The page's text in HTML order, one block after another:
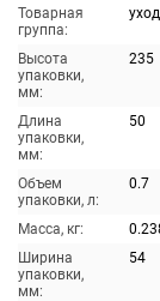
Товарная
группа:
Высота
упаковки,
мм:
235
Длина
упаковки,
мм:
50
Объем
упаковки, л:
0.7
Масса, кг:
Ширина
упаковки,
мм:
54